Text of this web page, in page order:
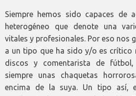
Siempre hemos sido capaces de
heterogéneo que denote una
vitales y profesionales. Por eso nos
a un tipo que ha sido y/o es crítico
discos y comentarista de
siempre unas chaquetas
encima de la suya. Un tipo así,